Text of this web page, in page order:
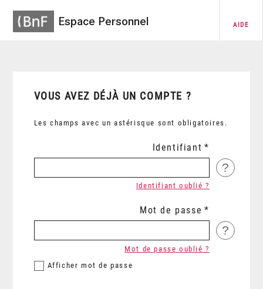
Espace Personnel AIDE
VOUS AVEZ DÉJÀ UN COMPTE ?
Les champs avec un astérisque sont obligatoires.
Identifiant
?
Identifiant oublié ?
Mot de passe
?
Afficher mot de passe
Mot de passe oublié ?